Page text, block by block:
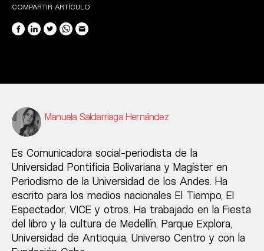
COMPARTIR ARTÍCULO
Manuela Saldarriaga Hernández
Es Comunicadora social-periodista de la
Universidad Pontificia Bolivariana y Magíster en
Periodismo de la Universidad de los Andes. Ha
escrito para los medios nacionales El Tiempo, El
Espectador, VICE y otros. Ha trabajado en la Fiesta
del libro y la cultura de Medellín, Parque Explora,
Universidad de Antioquia, Universo Centro y con la